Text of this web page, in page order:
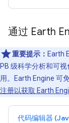
通过 Earth
重要提示： Earth
PB 级科学分析和可
用。Earth Engine 可
注册以获取 Earth
代码编辑器